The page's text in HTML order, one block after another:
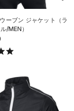
ーブン ジャケット（ラ
/MEN）